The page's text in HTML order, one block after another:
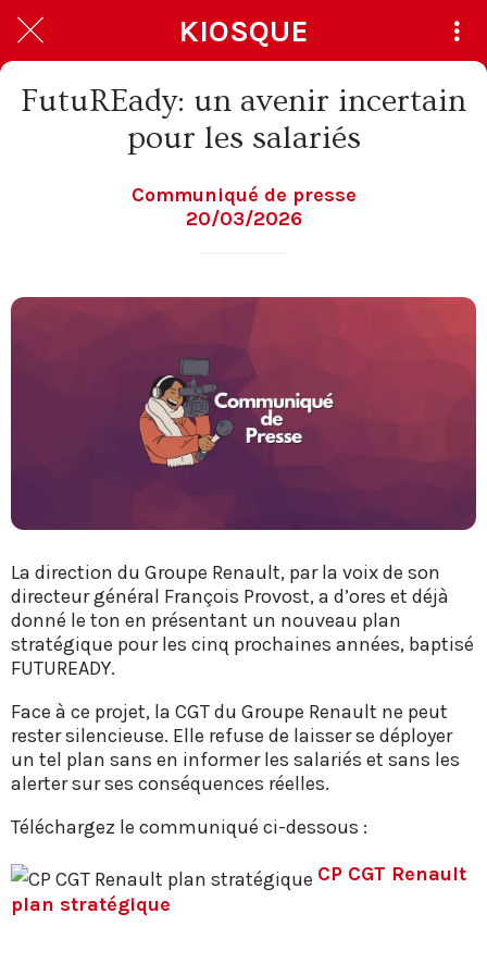
KIOSQUE
FutuREady: un avenir incertain
pour les salariés
Communiqué de presse
20/03/2026
La direction du Groupe Renault, par la voix de son
directeur général François Provost, a d’ores et déjà
donné le ton en présentant un nouveau plan
stratégique pour les cinq prochaines années, baptisé
FUTUREADY.
Face à ce projet, la CGT du Groupe Renault ne peut
rester silencieuse. Elle refuse de laisser se déployer
un tel plan sans en informer les salariés et sans les
alerter sur ses conséquences réelles.
Téléchargez le communiqué ci-dessous :
CP CGT Renault
plan stratégique